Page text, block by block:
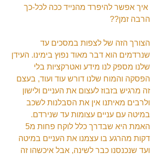
איך אפשר להיפרד מהנייד ככה לכל-כך
הרבה זמן??
הצורך הזה של לצפות במסכים עד
שנרדמים הוא דבר מאוד נפוץ בימינו. העידן
שלנו מספק לנו מידע ואטרקציות בלי
הפסקה והמוח שלנו דורש עוד ועוד, בעצם
זה מרגיש בזבוז לעצום את העניים ולישון
ולרבים מאיתנו אין את הסבלנות לשכב
במיטה עם עניים עצומות עד שנירדם.
דקות מהרגע בו עצמנו את העניים במיטה
ועד שנכנסנו כבר לשינה, אבל איכשהו זה